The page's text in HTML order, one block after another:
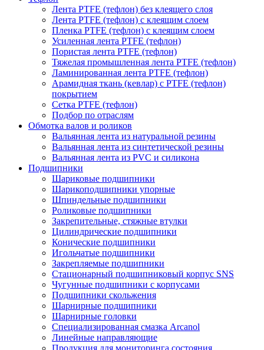
Лента PTFE (тефлон) без клеящего слоя
Лента PTFE (тефлон) с клеящим слоем
Пленка PTFE (тефлон) с клеящим слоем
Усиленная лента PTFE (тефлон)
Пористая лента PTFE (тефлон)
Тяжелая промышленная лента PTFE (тефлон)
Ламинированная лента PTFE (тефлон)
Арамидная ткань (кевлар) с PTFE (тефлон)
покрытием
Сетка PTFE (тефлон)
Подбор по отраслям
Обмотка валов и роликов
Вальянная лента из натуральной резины
Вальянная лента из синтетической резины
Вальянная лента из PVC и силикона
Подшипники
Шариковые подшипники
Шарикоподшипники упорные
Шпиндельные подшипники
Роликовые подшипники
Закрепительные, стяжные втулки
Цилиндрические подшипники
Конические подшипники
Игольчатые подшипники
Закрепляемые подшипники
Стационарный подшипниковый корпус SNS
Чугунные подшипники с корпусами
Подшипники скольжения
Шарнирные подшипники
Шарнирные головки
Специализированная смазка Arcanol
Линейные направляющие
Продукция для мониторинга состояния